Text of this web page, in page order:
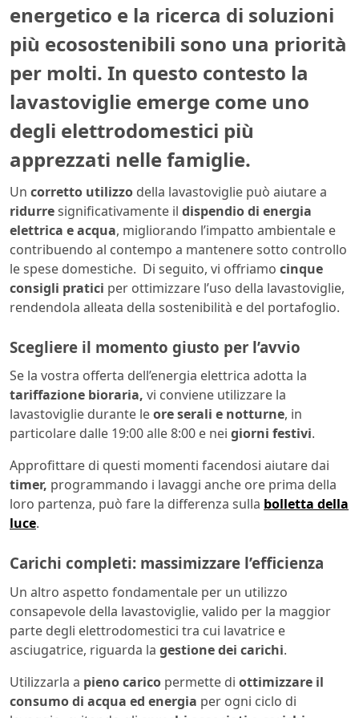
energetico e la ricerca di soluzioni
più ecosostenibili sono una priorità
per molti. In questo contesto la
lavastoviglie emerge come uno
degli elettrodomestici più
apprezzati nelle famiglie.
Un corretto utilizzo della lavastoviglie può aiutare a
ridurresignificativamente il dispendio di energia
elettrica e acqua, migliorando l’impatto ambientale e
contribuendo al contempo a mantenere sotto controllo
le spese domestiche. Di seguito, vi offriamo cinque
consigli pratici per ottimizzare l’uso della lavastoviglie,
rendendola alleata della sostenibilità e del portafoglio.
Scegliere il momento giusto per l’avvio
Se la vostra offerta dell’energia elettrica adotta la
tariffazione bioraria, vi conviene utilizzare la
lavastoviglie durante leore serali e notturne, in
particolare dalle 19:00 alle 8:00 e nei giorni festivi.
Approfittare di questi momenti facendosi aiutare dai
timer, programmando i lavaggi anche ore prima della
loro partenza, può fare la differenza sulla bolletta della
luce.
Carichi completi: massimizzare l’efficienza
Un altro aspetto fondamentale per un utilizzo
consapevole della lavastoviglie, valido per la maggior
parte degli elettrodomestici tra cui lavatrice e
asciugatrice, riguarda la gestione dei carichi.
Utilizzarla a pieno carico permette di ottimizzare il
consumo di acqua ed energia per ogni ciclo di